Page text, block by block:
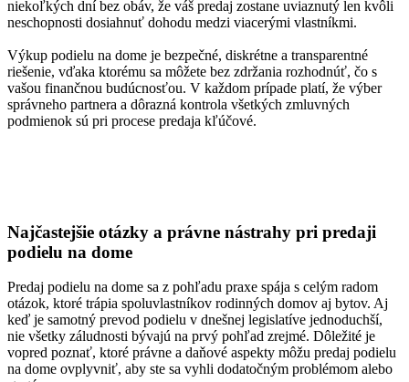
niekoľkých dní bez obáv, že váš predaj zostane uviaznutý len kvôli
neschopnosti dosiahnuť dohodu medzi viacerými vlastníkmi.
Výkup podielu na dome je bezpečné, diskrétne a transparentné
riešenie, vďaka ktorému sa môžete bez zdržania rozhodnúť, čo s
vašou finančnou budúcnosťou. V každom prípade platí, že výber
správneho partnera a dôrazná kontrola všetkých zmluvných
podmienok sú pri procese predaja kľúčové.
Najčastejšie otázky a právne nástrahy pri predaji
podielu na dome
Predaj podielu na dome sa z pohľadu praxe spája s celým radom
otázok, ktoré trápia spoluvlastníkov rodinných domov aj bytov. Aj
keď je samotný prevod podielu v dnešnej legislatíve jednoduchší,
nie všetky záludnosti bývajú na prvý pohľad zrejmé. Dôležité je
vopred poznať, ktoré právne a daňové aspekty môžu predaj podielu
na dome ovplyvniť, aby ste sa vyhli dodatočným problémom alebo